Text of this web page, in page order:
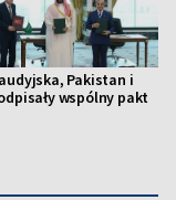
Pakistan i
wspólny pakt